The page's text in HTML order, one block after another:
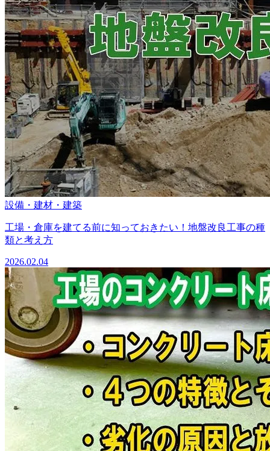
設備・建材・建築
工場・倉庫を建てる前に知っておきたい！地盤改良工事の種
類と考え方
2026.02.04